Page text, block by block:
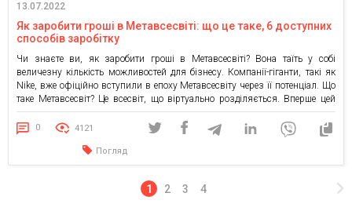
13.07.2022
Як заробити гроші в Метавсесвіті: що це таке, 6 доступних
способів заробітку
Чи знаєте ви, як заробити гроші в Метавсесвіті? Вона таїть у собі
величезну кількість можливостей для бізнесу. Компанії-гіганти, такі як
Nike, вже офіційно вступили в епоху Метавсесвіту через її потенціал. Що
таке Метавсесвіт? Це всесвіт, що віртуально розділяється. Вперше цей
термін з’явився у науковій фантастиці. Термін “Метавсесвіт” складається
з двох частин. По-перше, це приставка “мета”, […]
0 4121
Погляд
1 2 3 4